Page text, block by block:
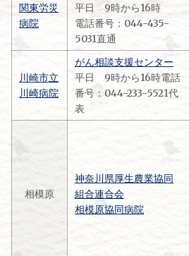
関東労災
病院
平日 9時から16時
電話番号：044-435-
5031直通
川崎市立
川崎病院
がん相談支援センター
平日 9時から16時電話
番号：044-233-5521代
表
相模原
神奈川県厚生農業協同
組合連合会
相模原協同病院